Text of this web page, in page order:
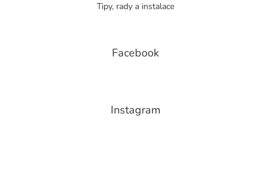
Tipy, rady a instalace
Facebook
Instagram